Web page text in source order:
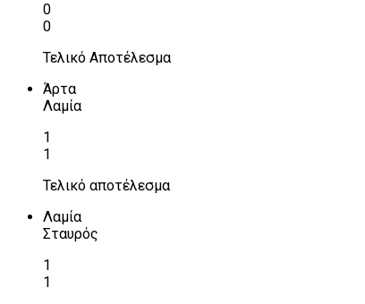
0
0
Τελικό Αποτέλεσμα
Άρτα
Λαμία
1
1
Τελικό αποτέλεσμα
Λαμία
Σταυρός
1
1